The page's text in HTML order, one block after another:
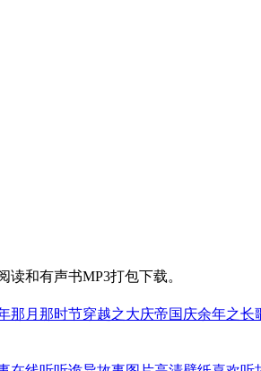
和有声书MP3打包下载。
那月那时节穿越之大庆帝国庆余年之长